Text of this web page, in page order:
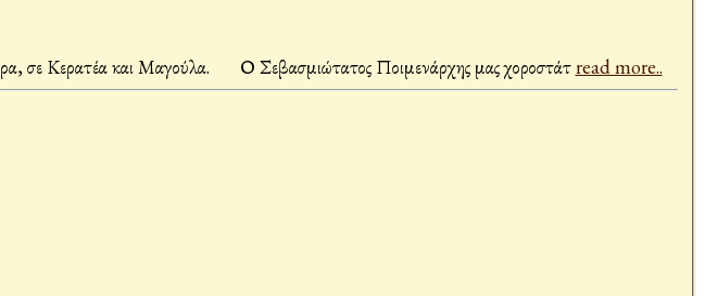
σε Κερατέα και Μαγούλα. Ο Σεβασμιώτατος Ποιμενάρχης μας χοροστάτread more..